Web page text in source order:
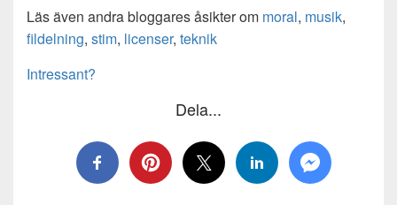
Läs även andra bloggares åsikter om moral, musik,
fildelning, stim, licenser, teknik
Intressant?
Dela...